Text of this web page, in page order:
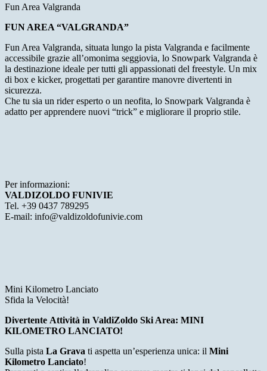
Fun Area Valgranda
FUN AREA “VALGRANDA”
Fun Area Valgranda, situata lungo la pista Valgranda e facilmente
accessibile grazie all’omonima seggiovia, lo Snowpark Valgranda è
la destinazione ideale per tutti gli appassionati del freestyle. Un mix
di box e kicker, progettati per garantire manovre divertenti in
sicurezza.
Che tu sia un rider esperto o un neofita, lo Snowpark Valgranda è
adatto per apprendere nuovi “trick” e migliorare il proprio stile.
Per informazioni:
VALDIZOLDO FUNIVIE
Tel. +39 0437 789295
E-mail: info@valdizoldofunivie.com
Mini Kilometro Lanciato
Sfida la Velocità!
Divertente Attività in ValdiZoldo Ski Area: MINI
KILOMETRO LANCIATO!
Sulla pista La Grava ti aspetta un’esperienza unica: il Mini
Kilometro Lanciato!